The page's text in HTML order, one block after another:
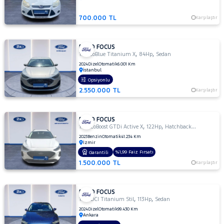
1.5 TDCI
TITANIUM
TITANIUM
POWERSHIFT
1.5 TDCI
Titanium
Stil
1.5
TREND
1.5 TDCi
Titanium
1.5 TDCi
Titanium
PWS
MCA 120
CC
1.5 TDCi
700.000 TL Karşılaştır
FORD FOCUS
1.5 EcoBlue Titanium X, 84Hp, Sedan
2024DizelOtomatik6.001 Km
İstanbul
2.550.000 TL Karşılaştır
Opsiyonlu
FORD FOCUS
1.0 EcoBoost GTDi Active X,122Hp, Hatchback 5 Kapı
2023BenzinOtomatik41.234 Km
İzmir
1.500.000 TL Karşılaştır
Garantili %1,99 Faiz Fırsatı
FORD FOCUS
1.5 TDCI Titanium Stil,113Hp, Sedan
2024DizelOtomatik99.430 Km
Ankara